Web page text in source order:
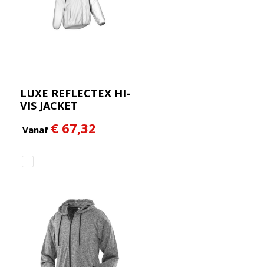
LUXE REFLECTEX HI-
VIS JACKET
Vanaf € 67,32